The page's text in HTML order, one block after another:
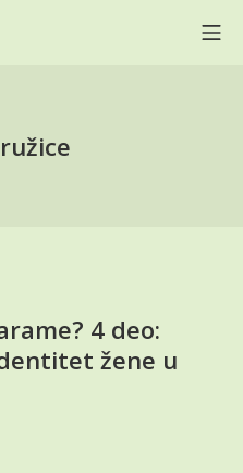
4 deo:
žene u